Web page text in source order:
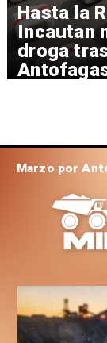
Hasta la
Incautan
droga
Marzo por